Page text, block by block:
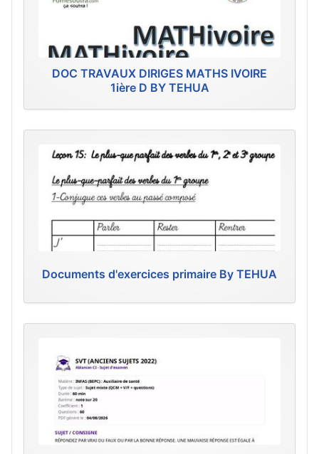
DOC TRAVAUX DIRIGES MATHS IVOIRE
1ière D BY TEHUA
Documents d'exercices primaire By TEHUA